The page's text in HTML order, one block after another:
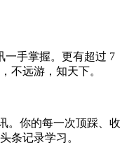
一手掌握。更有超过 7
不远游，知天下。
。你的每一次顶踩、收
条记录学习。